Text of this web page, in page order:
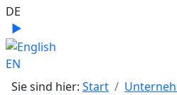
DE
▶
EN
Sie sind hier: Start